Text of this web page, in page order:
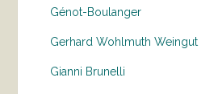
Génot-Boulanger
Gerhard Wohlmuth Weingut
Gianni Brunelli